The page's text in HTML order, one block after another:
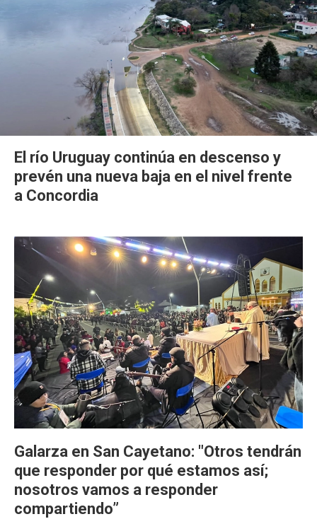
El río Uruguay continúa en descenso y
prevén una nueva baja en el nivel frente
a Concordia
Galarza en San Cayetano: "Otros tendrán
que responder por qué estamos así;
nosotros vamos a responder
compartiendo”